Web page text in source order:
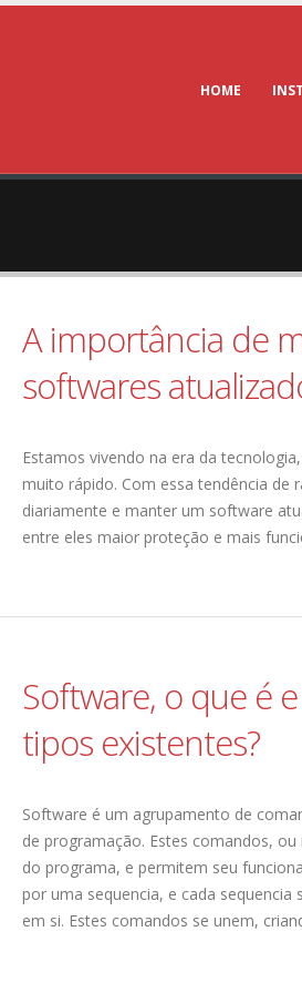
HOME
A importância de
softwares
Estamos vivendo na era da
muito rápido. Com essa tendência de
diariamente e manter um software
entre eles maior proteção e mais
Software, o que é
tipos existentes?
Software é um agrupamento de
de programação. Estes comandos,
do programa, e permitem seu
por uma sequencia, e cada
em si. Estes comandos se unem,